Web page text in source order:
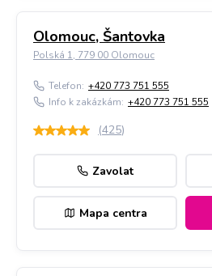
Olomouc, Šantovka
Polská 1, 779 00 Olomouc
Telefon: +420 773 751 555
Info k zakázkám: +420 773 751 555
(425)
Zavolat
Mapa centra